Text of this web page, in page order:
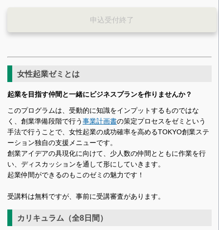
申込受付終了
女性起業ゼミとは
起業を目指す仲間と一緒にビジネスプランを作りませんか？
このプログラムは、受動的に知識をインプットするものではな
く、創業準備段階で行う事業計画書の策定プロセスをゼミという
手法で行うことで、女性起業の成功確率を高めるTOKYO創業ステ
ーション独自の支援メニューです。
創業アイデアの具現化に向けて、少人数の仲間とともに作業を行
い、ディスカッションを通して形にしていきます。
起業仲間ができるのもこのゼミの魅力です！
受講料は無料ですが、事前に受講審査があります。
カリキュラム（全8日間）